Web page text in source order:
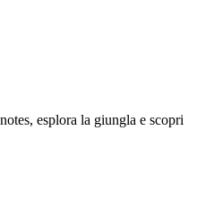
esplora la giungla e scopri